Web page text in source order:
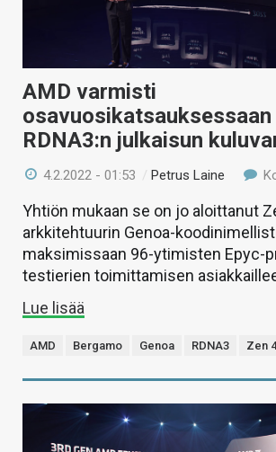
AMD varmisti
osavuosikatsauksessaan
RDNA3:n julkaisun
4.2.2022 - 01:53 /Petrus Laine
Yhtiön mukaan se on jo aloittanut
arkkitehtuurin Genoa-
maksimissaan 96-ytimisten Epyc-
testierien toimittamisen
Lue lisää
AMD Bergamo Genoa RDNA3 Zen 4